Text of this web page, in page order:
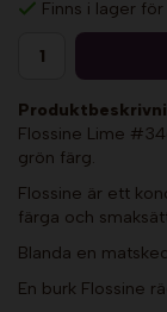
Finns i lager
Flossine Lime
grön färg.
Flossine är ett
färga och
Blanda en
En burk Flossine